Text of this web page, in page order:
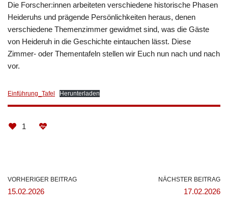
Die Forscher:innen arbeiteten verschiedene historische Phasen
Heideruhs und prägende Persönlichkeiten heraus, denen
verschiedene Themenzimmer gewidmet sind, was die Gäste
von Heideruh in die Geschichte eintauchen lässt. Diese
Zimmer- oder Thementafeln stellen wir Euch nun nach und nach
vor.
Einführung_Tafel Herunterladen
1
VORHERIGER BEITRAG
15.02.2026
NÄCHSTER BEITRAG
17.02.2026